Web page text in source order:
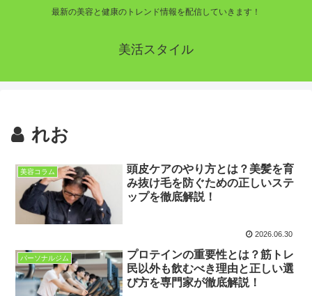
最新の美容と健康のトレンド情報を配信していきます！
美活スタイル
れお
美容コラム
頭皮ケアのやり方とは？美髪を育
み抜け毛を防ぐための正しいステ
ップを徹底解説！
2026.06.30
パーソナルジム
プロテインの重要性とは？筋トレ
民以外も飲むべき理由と正しい選
び方を専門家が徹底解説！